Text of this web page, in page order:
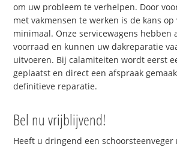
om uw probleem te verhelpen. Door
met vakmensen te werken is de kans
minimaal. Onze servicewagens hebben
voorraad en kunnen uw dakreparatie
uitvoeren. Bij calamiteiten wordt eerst
geplaatst en direct een afspraak
definitieve reparatie.
Bel nu vrijblijvend!
Heeft u dringend een schoorsteenveger